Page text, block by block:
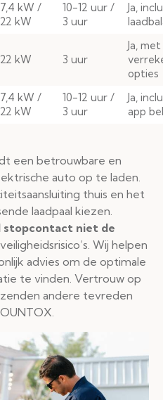
7,4 kW /
22 kW
10-12 uur /
3 uur
Ja,
22 kW 3 uur
Ja, met
opties
7,4 kW /
22 kW
10-12 uur /
3 uur
Ja,
app
een betrouwbare en
auto op te laden.
thuis en het
laadpaal kiezen.
stopcontact niet de
Wij helpen
advies om de optimale
te vinden. Vertrouw op
andere tevreden